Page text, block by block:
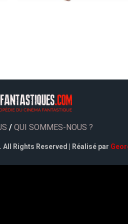
/ QUI SOMMES-NOUS ?
Rights Reserved | Réalisé par